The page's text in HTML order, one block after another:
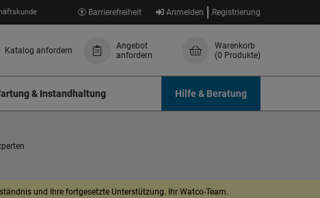
Barrierefreiheit Anmelden Registrierung
Katalog anfordern
Angebot
anfordern
Warenkorb
(0 Produkte)
& Instandhaltung Hilfe & Beratung
und Ihre fortgesetzte Unterstützung. Ihr Watco-Team.